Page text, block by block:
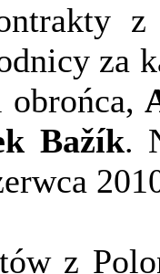
za
obrońca,
Bažík.
z